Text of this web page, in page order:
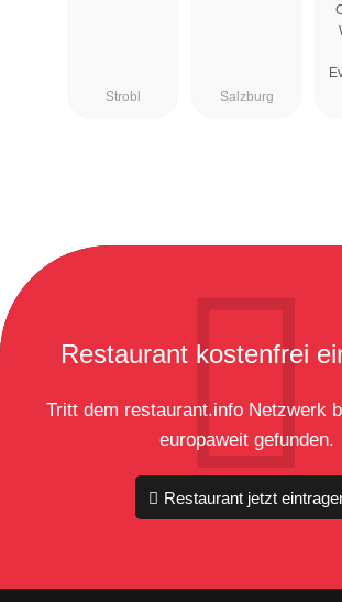
Strobl Salzburg
Restaurant kostenfrei
Tritt dem restaurant.info Netzwerk
europaweit gefunden.
Restaurant jetzt